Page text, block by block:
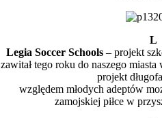
L
Legia Soccer Schools – projekt
zawitał tego roku do naszego
projekt
względem młodych adeptów
zamojskiej piłce w